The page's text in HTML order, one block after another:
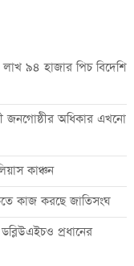
৯৪ হাজার পিচ বিদেশি
জনগোষ্ঠীর অধিকার এখনো
কাঞ্চন
কাজ করছে জাতিসংঘ
প্রধানের